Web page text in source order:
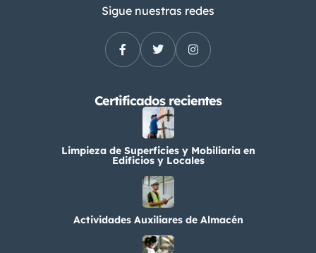
Sigue nuestras redes
Certificados recientes
Limpieza de Superficies y Mobiliaria en
Edificios y Locales
Actividades Auxiliares de Almacén